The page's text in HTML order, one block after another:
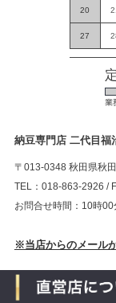
20
27
納豆専門店 二代目福
〒013-0348 秋田県秋
TEL：018-863-2926 /
お問合せ時間：10時
※当店からのメール